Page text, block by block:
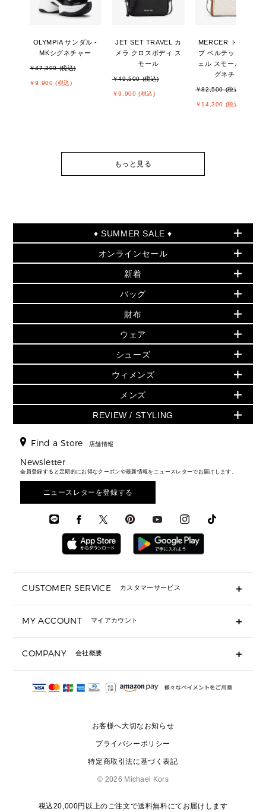
OLYMPIA サンダル -
MKシグネチャー
￥47,300 (税込)
￥9,900 (税込)
JET SET TRAVEL カ
メラ クロスボディ ス
モール
￥49,500 (税込)
￥9,900 (税込)
MERCER トップジッ
プ ベルテッド サッチ
ェル スモール - MKシ
グネチャー
￥82,500 (税込)
￥14,300 (税込)
もっと見る
♦ SUMMER SALE ♦
セールおすすめアイテム
▶ ウィメンズ
バッグ
小物
シューズ・靴
ウェア
アクセサリー
時計
▶ メンズ
バッグ
ウェア
アクセサリー
オンラインセール
PRODUCT OF THE MONTH - 今月の特別価格
再値下げアイテム
追加アイテム
▶ ウィメンズすべて(ウェア・シューズ除く)
バッグ
財布・小物
ウェア
シューズ
時計・ジュエリー
アクセサリー
メンズ バッグ
メンズ 財布・小物
メンズ シューズ
メンズ ウェア
メンズ 時計・その他
新着
夏のスタイル
▶ すべて
▶ ウィメンズすべて
財布・小物
アクセサリー
フレグランス
シューズ
▶ メンズすべて
メンズ財布・小物
メンズアクセサリー
メンズウェア
バッグ
人気の定番アイテム
日本限定 - バッグ
▶ ウィメンズすべて
トートバッグ
ショルダーバッグ
クロスボディ・斜め掛け
トラベル
3 IN 1 / 2 IN 1 バッグ
▶ メンズすべて
財布
日本限定 - 財布・小物
▶ ウィメンズすべて
GREENWICH
折り財布(二つ折り・三つ折り)
長財布
▶ メンズすべて
ウェア
▶ ウィメンズすべて
トップス
スカート・パンツ
ジャケット・アウター
▶ メンズすべて
シューズ
▶ ウィメンズすべて
サンダル
スニーカー
▶ メンズすべて
ウィメンズ
人気の定番アイテム
▶ ウィメンズすべて
▶ バッグすべて
通勤・通学アイテム
3 IN 1 バッグ
ミニ財布・フラグメントケース
▶ 小物すべて
定期ケース・カードケース・名刺入れ
サンダル
スニーカー
▶ ウェア
メンズ
▶ メンズすべて
財布・小物
時計・ジュエリー
アクセサリー
REVIEW / STYLING
エディターレビュー
Find a Store 店舗情報
Newsletter
会員登録すると定期的にお得なクーポンや最新情報をニュースレターでお届けします。
ニュースレターを登録する
CUSTOMER SERVICE カスタマーサービス
ギフト用にラッピングができますか？
ショッピングバッグを購入商品分送ってもらえますか？
注文後に完了メールが受信できないのですが？
サイズ交換はできますか？
MY ACCOUNT マイアカウント
COMPANY 会社概要
会社概要
お客様へ大切なお知らせ
プライバシーポリシー
特定商取引法に基づく表記
© 2026 Michael Kors
税込20,000円以上のご注文で送料無料にてお届けします